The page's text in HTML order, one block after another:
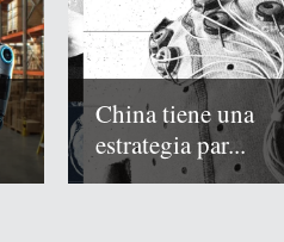
China tiene una
estrategia par...